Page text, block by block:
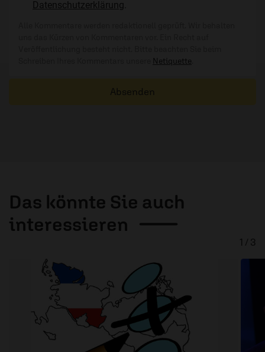
Datenschutzerklärung
Netiquette
Absenden
Das könnte Sie auch
interessieren
1 / 3